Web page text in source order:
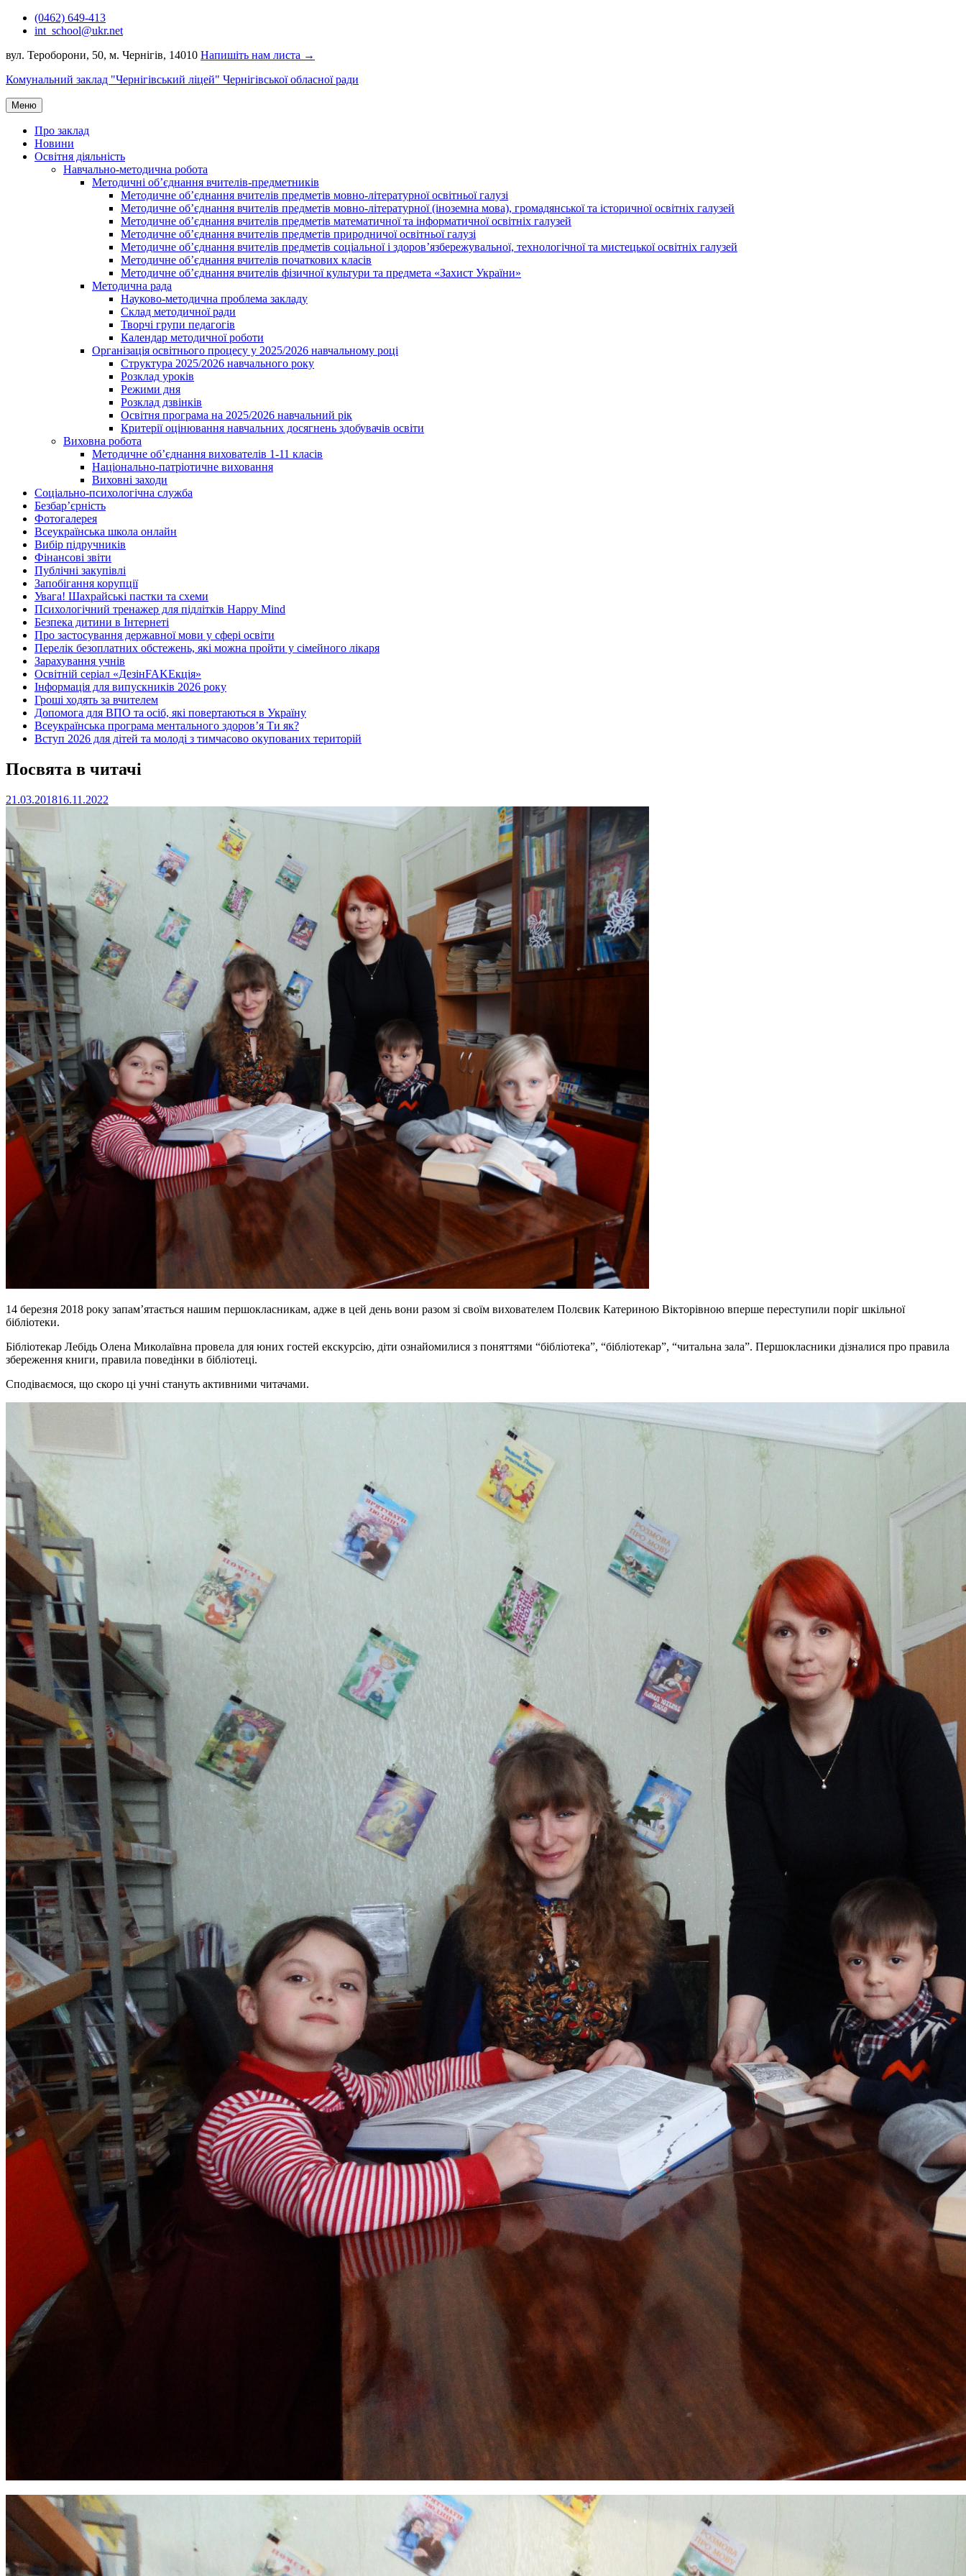
Перейти(0462) 649-413
int_school@ukr.net
вул. Тероборони, 50, м. Чернігів, 14010 Напишіть нам листа →
Комунальний заклад "Чернігівський ліцей" Чернігівської обласної ради
Меню
Про заклад
Новини
Освітня діяльність
Навчально-методична робота
Методичні об’єднання вчителів-предметників
Методичне об’єднання вчителів предметів мовно-літературної освітньої галузі
Методичне об’єднання вчителів предметів мовно-літературної (іноземна мова), громадянської та історичної освітніх галузей
Методичне об’єднання вчителів предметів математичної та інформатичної освітніх галузей
Методичне об’єднання вчителів предметів природничої освітньої галузі
Методичне об’єднання вчителів предметів соціальної і здоров’язбережувальної, технологічної та мистецької освітніх галузей
Методичне об’єднання вчителів початкових класів
Методичне об’єднання вчителів фізичної культури та предмета «Захист України»
Методична рада
Науково-методична проблема закладу
Склад методичної ради
Творчі групи педагогів
Календар методичної роботи
Організація освітнього процесу у 2025/2026 навчальному році
Структура 2025/2026 навчального року
Розклад уроків
Режими дня
Розклад дзвінків
Освітня програма на 2025/2026 навчальний рік
Критерії оцінювання навчальних досягнень здобувачів освіти
Виховна робота
Методичне об’єднання вихователів 1-11 класів
Національно-патріотичне виховання
Виховні заходи
Соціально-психологічна служба
Безбар’єрність
Фотогалерея
Всеукраїнська школа онлайн
Вибір підручників
Фінансові звіти
Публічні закупівлі
Запобігання корупції
Увага! Шахрайські пастки та схеми
Психологічний тренажер для підлітків Happy Mind
Безпека дитини в Інтернеті
Про застосування державної мови у сфері освіти
Перелік безоплатних обстежень, які можна пройти у сімейного лікаря
Зарахування учнів
Освітній серіал «ДезінFAKEкція»
Інформація для випускників 2026 року
Гроші ходять за вчителем
Допомога для ВПО та осіб, які повертаються в Україну
Всеукраїнська програма ментального здоров’я Ти як?
Вступ 2026 для дітей та молоді з тимчасово окупованих територій
Посвята в читачі
21.03.201816.11.2022
14 березня 2018 року запам’ятається нашим першокласникам, адже в цей день вони разом зі своїм вихователем Полєвик Катериною Вікторівною вперше переступили поріг шкільної
бібліотеки.
Бібліотекар Лебідь Олена Миколаївна провела для юних гостей екскурсію, діти ознайомилися з поняттями “бібліотека”, “бібліотекар”, “читальна зала”. Першокласники дізналися про правила
збереження книги, правила поведінки в бібліотеці.
Сподіваємося, що скоро ці учні стануть активними читачами.